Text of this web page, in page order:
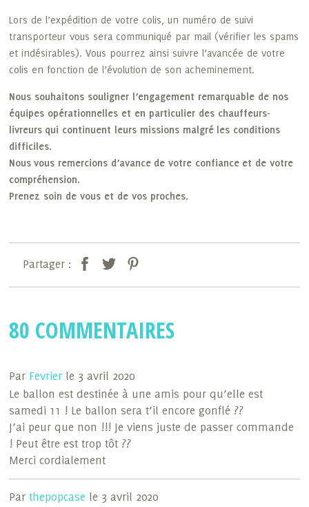
Lors de l’expédition de votre colis, un numéro de suivi
transporteur vous sera communiqué par mail (vérifier les spams
et indésirables). Vous pourrez ainsi suivre l’avancée de votre
colis en fonction de l’évolution de son acheminement.
Nous souhaitons souligner l’engagement remarquable de nos
équipes opérationnelles et en particulier des chauffeurs-
livreurs qui continuent leurs missions malgré les conditions
difficiles.
Nous vous remercions d’avance de votre confiance et de votre
compréhension.
Prenez soin de vous et de vos proches.
Partager :
80 COMMENTAIRES
Par Fevrier le 3 avril 2020
Le ballon est destinée à une amis pour qu’elle est
samedi 11 ! Le ballon sera t’il encore gonflé ??
J’ai peur que non !!! Je viens juste de passer commande
! Peut être est trop tôt ??
Merci cordialement
Parthepopcase le 3 avril 2020